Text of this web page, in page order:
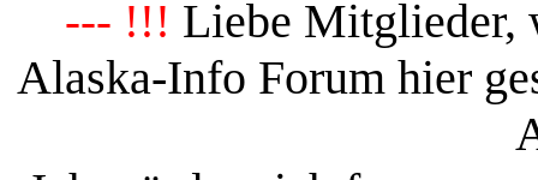
--- !!! Liebe Mitglieder,
Alaska-Info Forum hier